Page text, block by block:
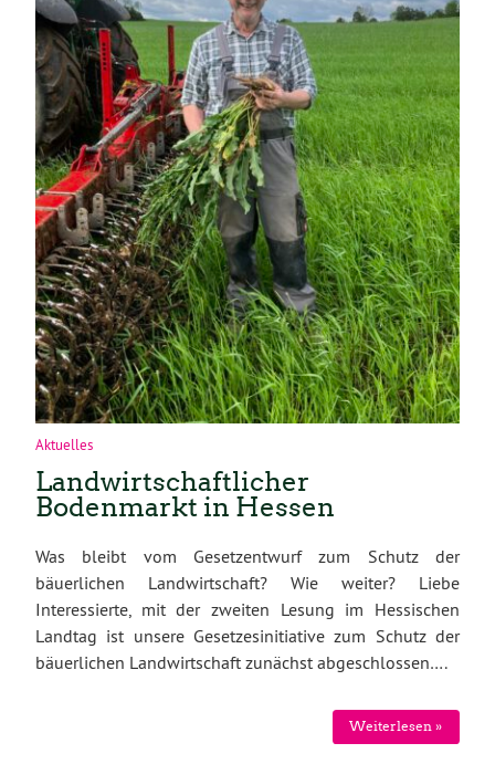
Aktuelles
Landwirtschaftlicher
Bodenmarkt in Hessen
Was bleibt vom Gesetzentwurf zum Schutz der
bäuerlichen Landwirtschaft? Wie weiter? Liebe
Interessierte, mit der zweiten Lesung im Hessischen
Landtag ist unsere Gesetzesinitiative zum Schutz der
bäuerlichen Landwirtschaft zunächst abgeschlossen….
Weiterlesen »